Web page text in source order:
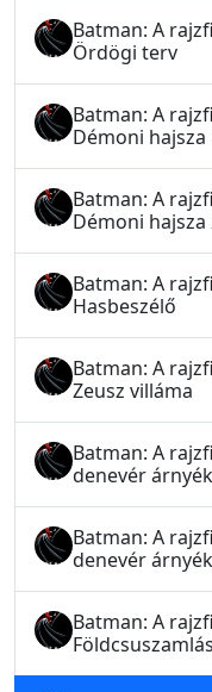
Batman: A
Ördögi terv
Batman: A
Démoni hajsza
Batman: A
Démoni hajsza
Batman: A
Hasbeszélő
Batman: A
Zeusz villáma
Batman: A
denevér
Batman: A
denevér
Batman: A
Földcsuszamlás